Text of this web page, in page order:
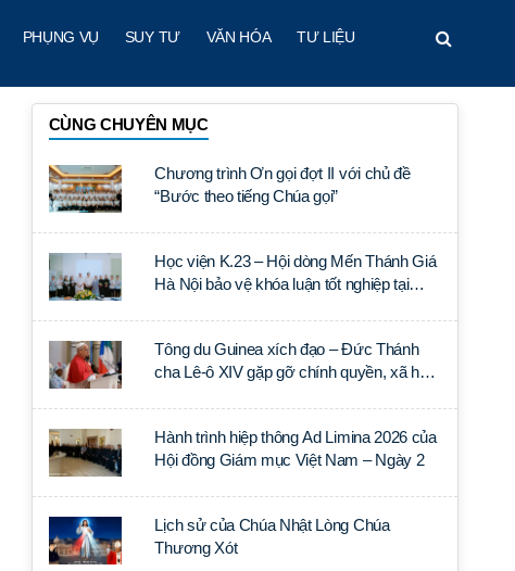
PHỤNG VỤ SUY TƯ VĂN HÓA TƯ LIỆU
CÙNG CHUYÊN MỤC
Chương trình Ơn gọi đợt II với chủ đề
“Bước theo tiếng Chúa gọi”
Học viện K.23 – Hội dòng Mến Thánh Giá
Hà Nội bảo vệ khóa luận tốt nghiệp tại
Tông du Guinea xích đạo – Đức Thánh
cha Lê-ô XIV gặp gỡ chính quyền, xã hội
Hành trình hiệp thông Ad Limina 2026 của
Hội đồng Giám mục Việt Nam – Ngày 2
Lịch sử của Chúa Nhật Lòng Chúa
Thương Xót